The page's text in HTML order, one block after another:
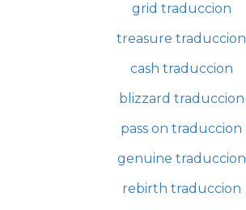
grid traduccion
treasure traduccion
cash traduccion
blizzard traduccion
pass on traduccion
genuine traduccion
rebirth traduccion